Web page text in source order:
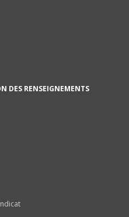
DES RENSEIGNEMENTS